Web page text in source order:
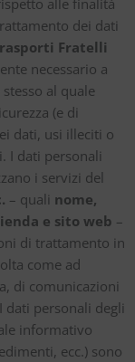
dei dati
Fratelli
necessario a
al quale
(e di
dati, usi illeciti o
I dati personali
i servizi del
– quali nome,
e sito web –
di trattamento in
come ad
di comunicazioni
personali degli
informativo
ecc.) sono